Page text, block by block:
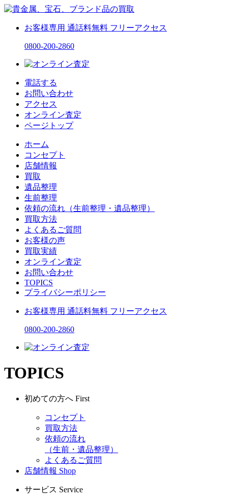
お客様専用 通話料無料 フリーアクセス
0800-200-2860
電話する
お問い合わせ
アクセス
オンライン査定
ページトップ
ホーム
コンセプト
店舗情報
買取
遺品整理
生前整理
依頼の流れ（生前整理・遺品整理）
買取方法
よくあるご質問
お客様の声
買取実績
オンライン査定
お問い合わせ
TOPICS
プライバシーポリシー
お客様専用 通話料無料 フリーアクセス
0800-200-2860
TOPICS
初めての方へ First
コンセプト
買取方法
依頼の流れ
（生前・遺品整理）
よくあるご質問
店舗情報 Shop
サービス Service